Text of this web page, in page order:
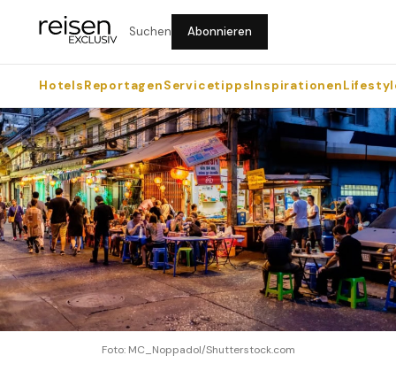
Suchen Abonnieren
HotelsReportagenServicetippsInspirationen
Foto: MC_Noppadol/Shutterstock.com